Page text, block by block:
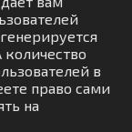
в
право сами
на